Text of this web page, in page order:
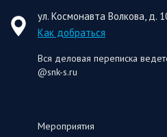
ул. Космонавта Волкова, д.
Как добраться
Вся деловая переписка
@snk-s.ru
Мероприятия